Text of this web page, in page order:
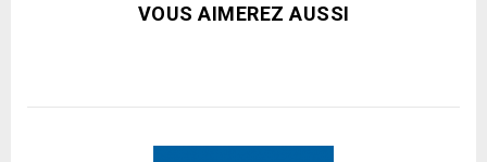
VOUS AIMEREZ AUSSI